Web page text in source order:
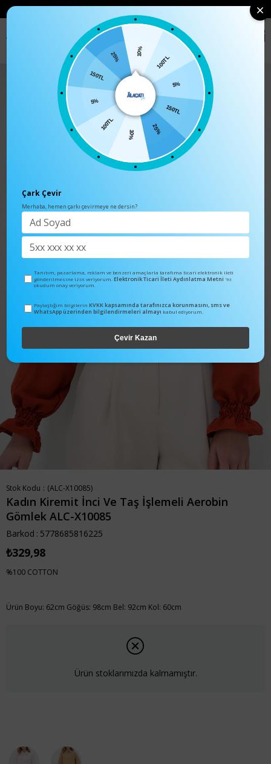
• 🛍️ YENI SEZON ÜRÜNLERINDE 2 ÜRÜN VE ÜZERI SIPARIŞLERDE SEPETTE
Üst Giyim Gömlek
Stok Kodu (ALC-X10085)
Kadın Kiremit İnci Ve Taş İşlemeli Aerobin
Gömlek ALC-X10085
Barkod : 5778685816225
₺329,98
%100 COTTON
Ürün Boyu: 62cm Göğüs: 98cm Bel: 92cm Kol: 60cm
Ürün stoklarımızda kalmamıştır.
10% 100TL
5%
150TL
25%
10%
100TL
5%
150TL
25%
Çark Çevir
Merhaba, hemen çarkı çevirmeye ne dersin?
Tanıtım, pazarlama, reklam ve benzeri amaçlarla tarafıma ticari elektronik ileti
gönderilmesine izin veriyorum.Elektronik Ticari İleti Aydınlatma Metni 'ni
okudum onay veriyorum.
Paylaştığım bilgilerin KVKK kapsamında tarafınızca korunmasını, sms ve
WhatsApp üzerinden bilgilendirmeleri almayı kabul ediyorum.
Çevir Kazan